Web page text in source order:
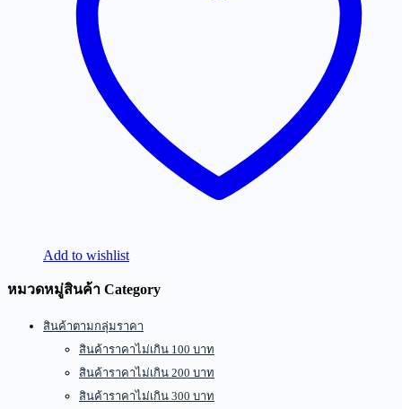
Add to wishlist
หมวดหมู่สินค้า Category
สินค้าตามกลุ่มราคา
สินค้าราคาไม่เกิน 100 บาท
สินค้าราคาไม่เกิน 200 บาท
สินค้าราคาไม่เกิน 300 บาท